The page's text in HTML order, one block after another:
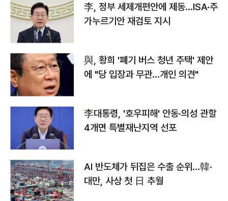
李, 정부 세제개편안에 제동…ISA·주
가누르기안 재검토 지시
與, 황희 '폐기 버스 청년 주택' 제안
에 "당 입장과 무관…개인 의견"
李대통령, '호우피해' 안동·의성 관할
4개면 특별재난지역 선포
AI 반도체가 뒤집은 수출 순위…韓·
대만, 사상 첫 日 추월